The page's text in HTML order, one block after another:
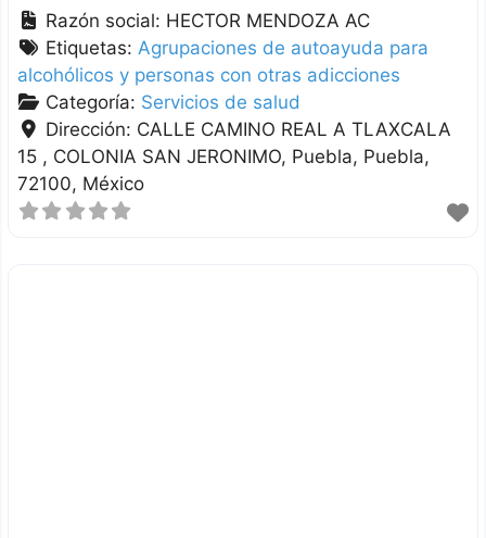
Razón social: HECTOR MENDOZA AC
Etiquetas: Agrupaciones de autoayuda para
alcohólicos y personas con otras adicciones
Categoría: Servicios de salud
Dirección: CALLE CAMINO REAL A TLAXCALA
15 , COLONIA SAN JERONIMO Puebla Puebla
72100 México